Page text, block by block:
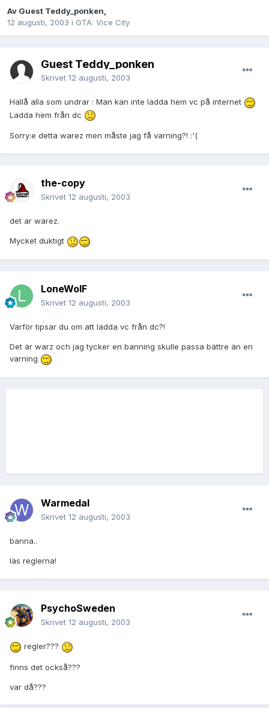
Av Guest Teddy_ponken,
12 augusti, 2003 i GTA: Vice City
Guest Teddy_ponken
Skrivet 12 augusti, 2003
Hallå alla som undrar : Man kan inte ladda hem vc på internet
Ladda hem från dc
Sorry:e detta warez men måste jag få varning?! :'(
the-copy
Skrivet 12 augusti, 2003
det ar warez.
Mycket duktigt
LoneWolF
Skrivet 12 augusti, 2003
Varför tipsar du om att ladda vc från dc?!
Det är warz och jag tycker en banning skulle passa bättre än en
varning
Warmedal
Skrivet 12 augusti, 2003
banna..
läs reglerna!
PsychoSweden
Skrivet 12 augusti, 2003
regler???
finns det också???
var då???